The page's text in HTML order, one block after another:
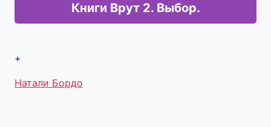
Книги Врут 2. Выбор.
+
Метки
Натали Бордо